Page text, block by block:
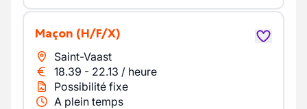
Maçon (H/F/X)
Saint-Vaast
18.39 - 22.13 / heure
Possibilité fixe
A plein temps